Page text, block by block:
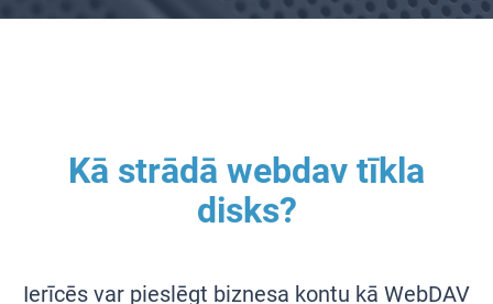
Kā strādā webdav tīkla
disks?
Ierīcēs var pieslēgt biznesa kontu kā WebDAV